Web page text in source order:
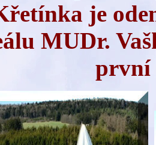
je
MUDr.